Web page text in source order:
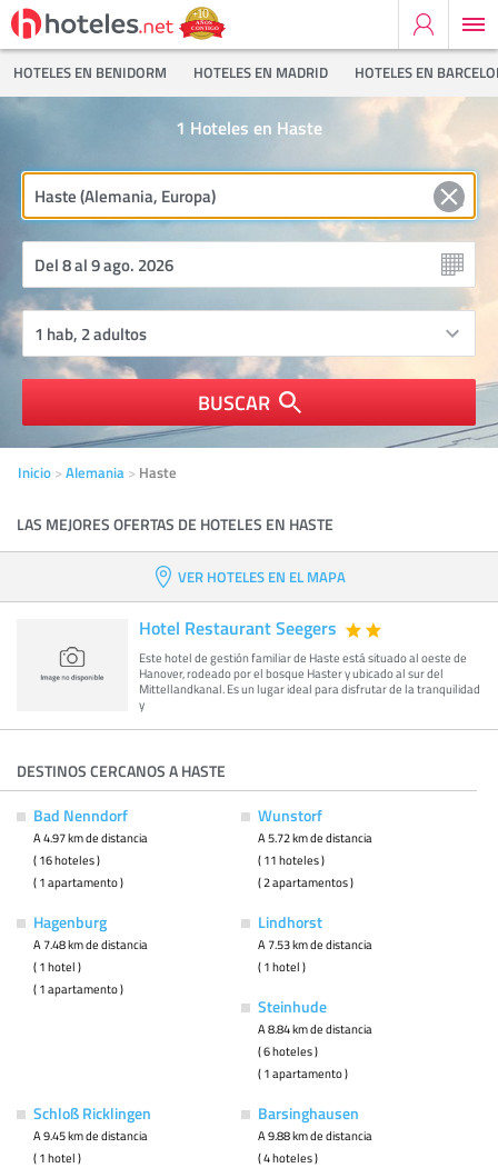
HOTELES EN BENIDORM HOTELES EN MADRID HOTELES EN
Hoteles en Haste
1
BUSCAR
Inicio Alemania Haste
LAS MEJORES OFERTAS DE HOTELES EN HASTE
VER HOTELES EN EL MAPA
Hotel Restaurant Seegers
Este hotel de gestión familiar de Haste está situado al oeste de
Hanover, rodeado por el bosque Haster y ubicado al sur del
Mittellandkanal. Es un lugar ideal para disfrutar de la tranquilidad
y
DESTINOS CERCANOS A HASTE
Bad Nenndorf
A 4.97 km de distancia
( 16 hoteles )
( 1 apartamento )
Wunstorf
A 5.72 km de distancia
( 11 hoteles )
( 2 apartamentos )
Hagenburg
A 7.48 km de distancia
( 1 hotel )
( 1 apartamento )
Lindhorst
A 7.53 km de distancia
( 1 hotel )
Steinhude
A 8.84 km de distancia
( 6 hoteles )
( 1 apartamento )
Schloß Ricklingen
A 9.45 km de distancia
( 1 hotel )
Barsinghausen
A 9.88 km de distancia
( 4 hoteles )